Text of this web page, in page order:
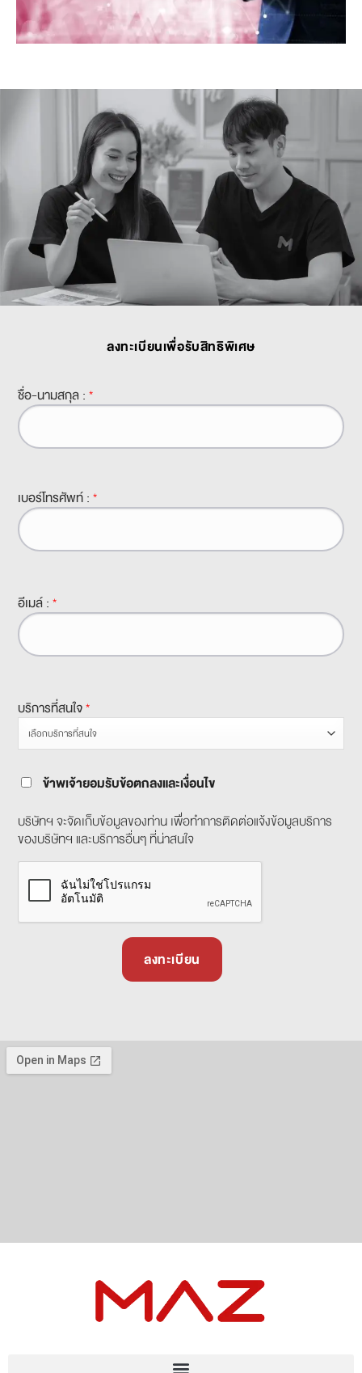
ลงทะเบียนเพื่อรับสิทธิพิเศษ
ชื่อ-นามสกุล :*
เบอร์โทรศัพท์ :*
อีเมล์ :*
บริการที่สนใจ*
ข้าพเจ้ายอมรับข้อตกลงและเงื่อนไข
บริษัทฯ จะจัดเก็บข้อมูลของท่าน เพื่อทำการติดต่อแจ้งข้อมูลบริการ
ของบริษัทฯ และบริการอื่นๆ ที่น่าสนใจ